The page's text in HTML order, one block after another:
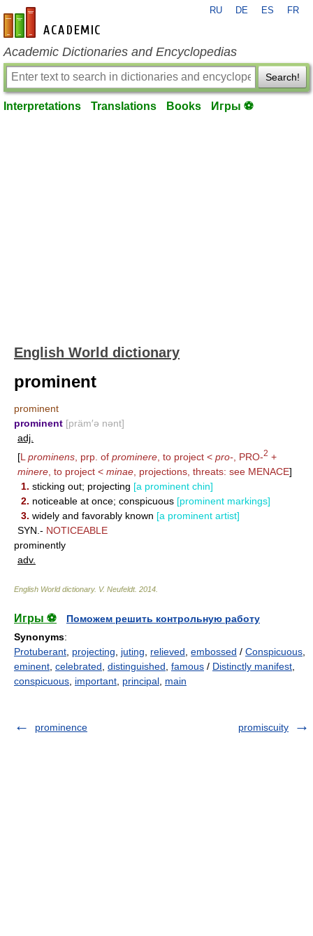
en-academic.com
RU DE ES FR
Academic Dictionaries and Encyclopedias
Search!
Interpretations Translations Books Игры ⚽
English World dictionary
prominent
prominent
prominent [präm′ə nənt]
adj.
[L prominens , prp. of prominere , to project < pro- PRO-2 +
minere , to project < minae , projections, threats: see MENACE]
1. sticking out; projecting [a prominent chin]
2. noticeable at once; conspicuous [prominent markings]
3. widely and favorably known [a prominent artist]
SYN.- NOTICEABLE
prominently
adv.
English World dictionary. V. Neufeldt. 2014
Игры ⚽
Поможем решить контрольную работу
Synonyms:
Protuberant projecting juting relieved embossed / Conspicuous
eminent celebrated distinguished famous / Distinctly manifest
conspicuous important principal main
prominence promiscuity